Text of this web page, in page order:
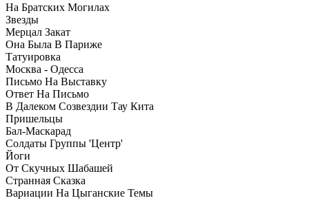
На Братских Могилах
Звезды
Мерцал Закат
Она Была В Париже
Татуировка
Москва - Одесса
Письмо На Выставку
Ответ На Письмо
В Далеком Созвездии Тау Кита
Пришельцы
Бал-Маскарад
Солдаты Группы 'Центр'
Йоги
От Скучных Шабашей
Странная Сказка
Вариации На Цыганские Темы